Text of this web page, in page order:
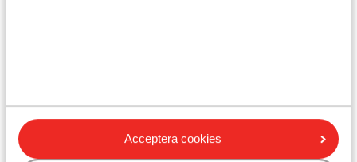
Acceptera cookies